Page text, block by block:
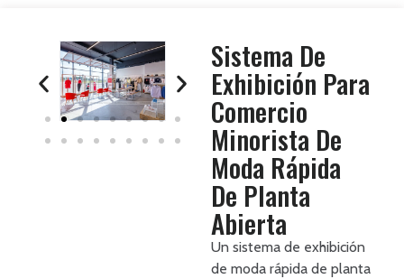
Sistema De
Exhibición Para
Comercio
Minorista De
Moda Rápida
De Planta
Abierta
Un sistema de exhibición
de moda rápida de planta